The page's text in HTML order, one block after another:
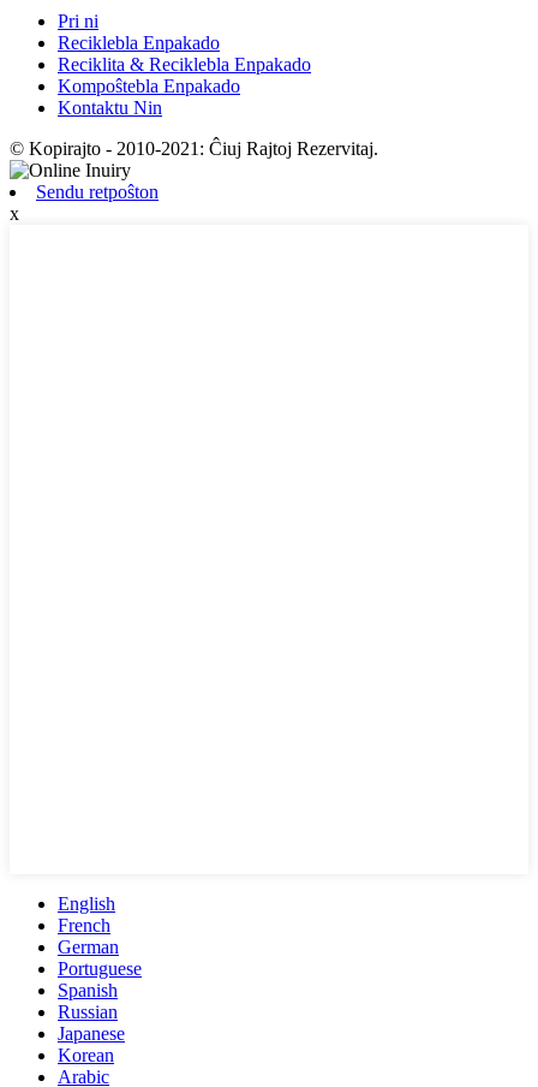
Pri ni
Reciklebla Enpakado
Reciklita & Reciklebla Enpakado
Kompoŝtebla Enpakado
Kontaktu Nin
© Kopirajto - 2010-2021: Ĉiuj Rajtoj Rezervitaj.
Sendu retpoŝton
x
English
French
German
Portuguese
Spanish
Russian
Japanese
Korean
Arabic